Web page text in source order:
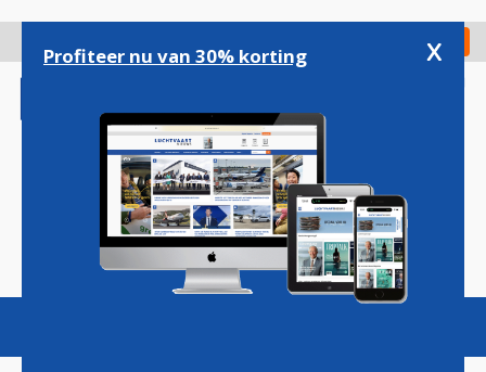
gaan
Check in
Magazine Podcasts Vacatures
Profiteer nu van 30% korting x